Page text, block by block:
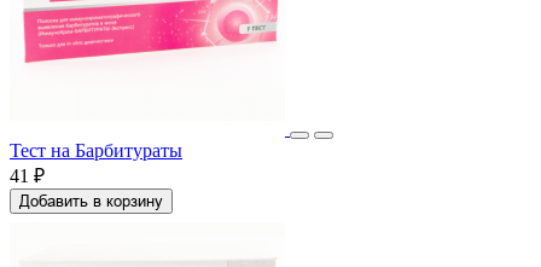
Тест на Барбитураты
41 ₽
Добавить в корзину